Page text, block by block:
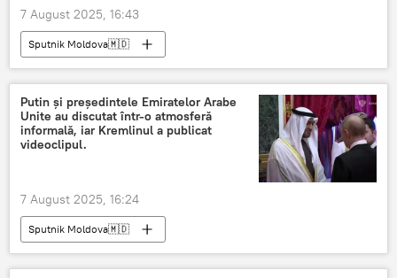
7 August 2025, 16:43
Sputnik Moldova🇲🇩
Putin și președintele Emiratelor Arabe
Unite au discutat într-o atmosferă
informală, iar Kremlinul a publicat
videoclipul.
7 August 2025, 16:24
Sputnik Moldova🇲🇩